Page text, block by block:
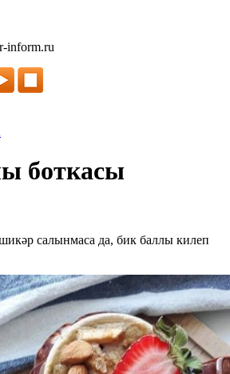
inform.ru
боткасы
салынмаса да, бик баллы килеп